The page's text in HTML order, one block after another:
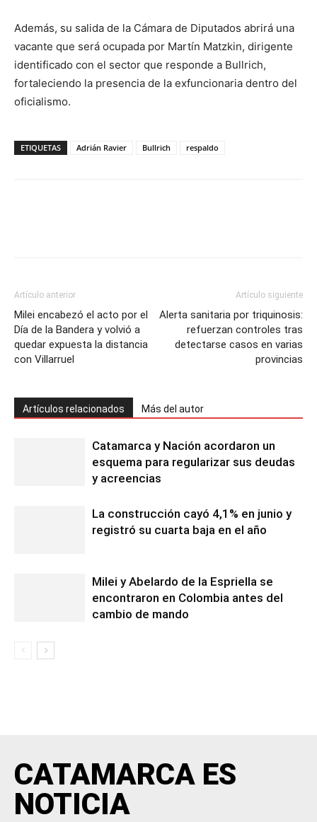
Además, su salida de la Cámara de Diputados abrirá una
vacante que será ocupada por Martín Matzkin, dirigente
identificado con el sector que responde a Bullrich,
fortaleciendo la presencia de la exfuncionaria dentro del
oficialismo.
ETIQUETAS Adrián Ravier Bullrich respaldo
Artículo anterior
Milei encabezó el acto por el
Día de la Bandera y volvió a
quedar expuesta la distancia
con Villarruel
Artículo siguiente
Alerta sanitaria por triquinosis:
refuerzan controles tras
detectarse casos en varias
provincias
Artículos relacionados Más del autor
Catamarca y Nación acordaron un
esquema para regularizar sus deudas
y acreencias
La construcción cayó 4,1% en junio y
registró su cuarta baja en el año
Milei y Abelardo de la Espriella se
encontraron en Colombia antes del
cambio de mando
CATAMARCA ES
NOTICIA